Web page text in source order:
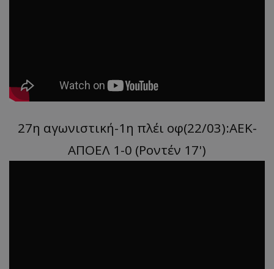
27η αγωνιστική-1η πλέι οφ(22/03):ΑΕΚ-
ΑΠΟΕΛ 1-0 (Ροντέν 17')